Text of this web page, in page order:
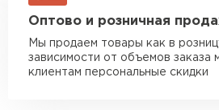
ЗАКАЗАТЬ С
Оптово и розничная
Мы продаем товары как в
зависимости от объемов заказа
клиентам персональные скидки